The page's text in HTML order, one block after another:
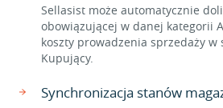
Sellasist może automatycznie
obowiązującej w danej kategorii
koszty prowadzenia sprzedaży w
Kupujący.
Synchronizacja stanów